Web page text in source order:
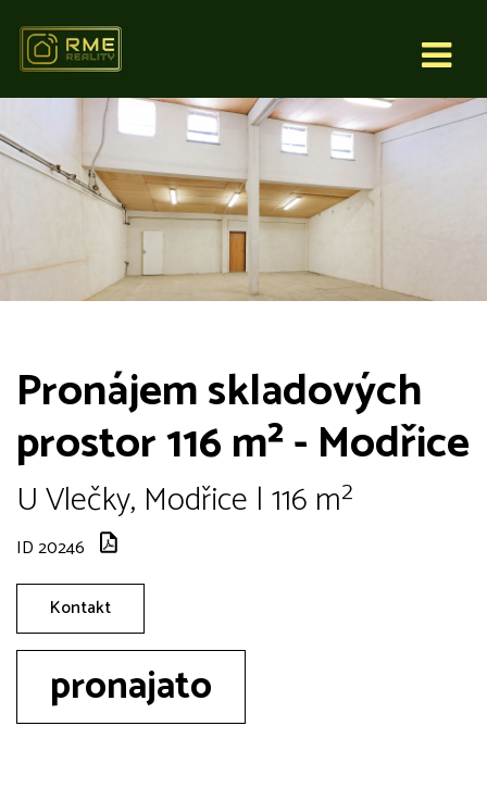
Pronájem skladových
prostor 116 m² - Modřice
U Vlečky, Modřice | 116 m²
ID 20246
Kontakt
pronajato